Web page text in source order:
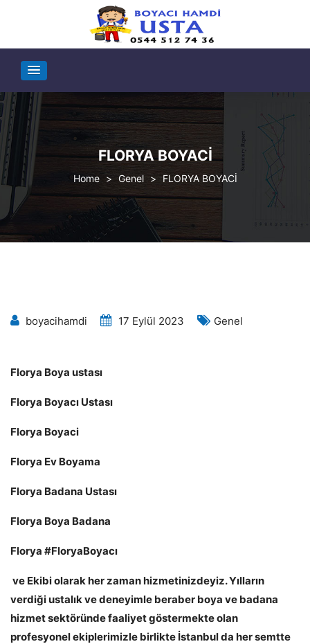
FLORYA BOYACİ
> Genel > FLORYA BOYACİ
boyacihamdi 17 Eylül 2023 Genel
Florya Boya ustası
Florya Boyacı Ustası
Florya Boyaci
Florya Ev Boyama
Florya Badana Ustası
Florya Boya Badana
Florya #FloryaBoyacı
ve Ekibi olarak her zaman hizmetinizdeyiz. Yılların
verdiği ustalık ve deneyimle beraber boya ve badana
hizmet sektöründe faaliyet göstermekte olan
profesyonel ekiplerimizle birlikte İstanbul da her semtte